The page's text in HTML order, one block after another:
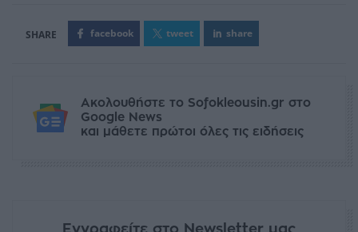
facebook tweet share
Ακολουθήστε το Sofokleousin.gr στο
Google News
και μάθετε πρώτοι όλες τις ειδήσεις
Εγγραφείτε στο Newsletter μας